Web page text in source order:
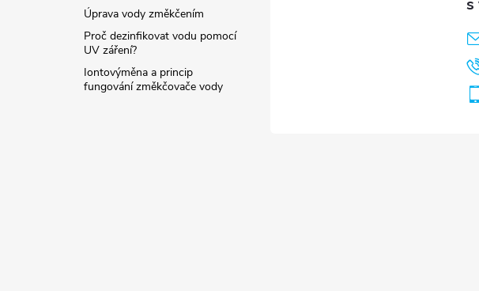
Úprava vody změkčením
Proč dezinfikovat vodu pomocí
UV záření?
Iontovýměna a princip
fungování změkčovače vody